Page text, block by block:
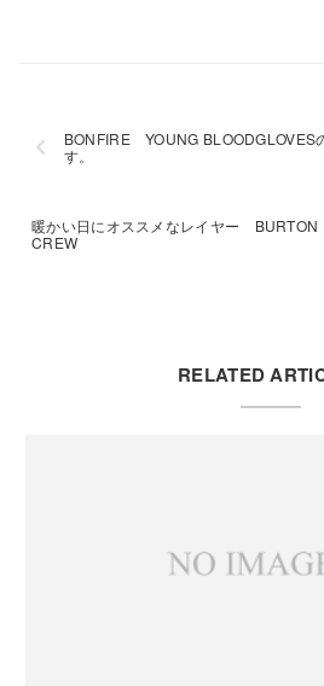
BONFIRE YOUNG BLOODGLOVES
す。
暖かい日にオススメなレイヤー
CREW
RELATED